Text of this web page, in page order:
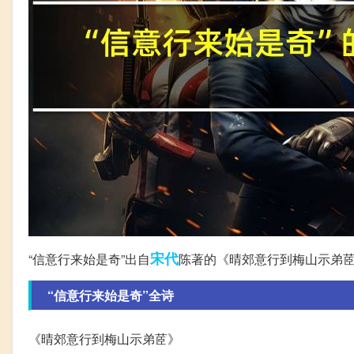
“信意行来始是奇”出自宋代陈著的《晴郊意行到梅山示弟
“信意行来始是奇”全诗
《晴郊意行到梅山示弟茝》